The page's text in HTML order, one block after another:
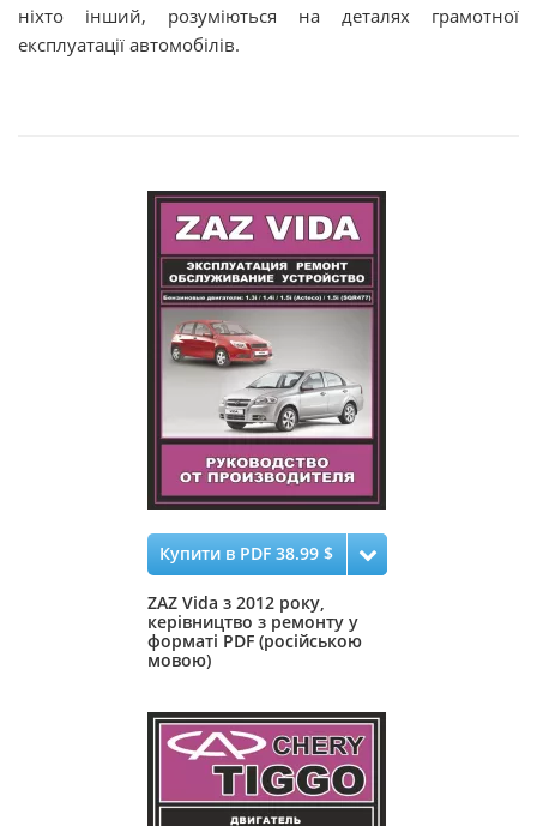
ніхто інший, розуміються на деталях грамотної
експлуатації автомобілів.
Купити в PDF 38.99 $
ZAZ Vida з 2012 року,
керівництво з ремонту у
форматі PDF (російською
мовою)